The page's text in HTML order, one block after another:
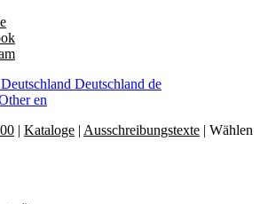
Deutschland Deutschland de
en
| Kataloge | Ausschreibungstexte | Wählen